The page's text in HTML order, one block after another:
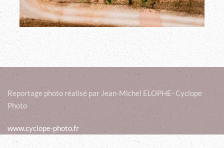
Reportage photo réalisé par Jean-Michel ELOPHE- Cyclope
Photo
www.cyclope-photo.fr